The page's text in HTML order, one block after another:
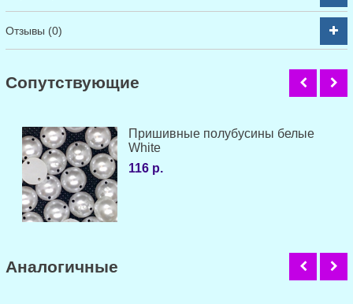
Отзывы (0)
Cопутствующие
Пришивные полубусины белые
White
116 р.
Аналогичные